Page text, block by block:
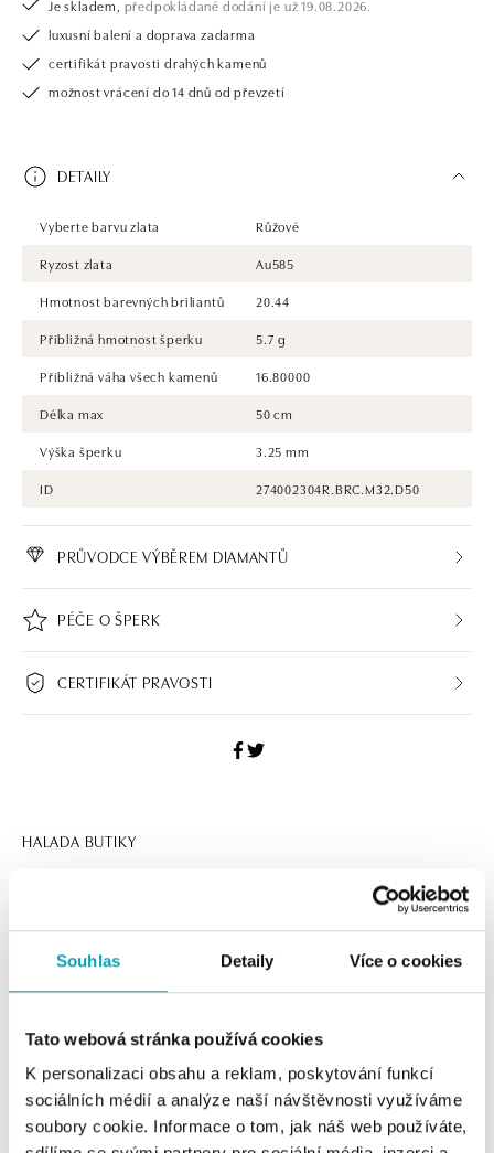
Souhlas Detaily Více o cookies
Tato webová stránka používá cookies
K personalizaci obsahu a reklam, poskytování funkcí
sociálních médií a analýze naší návštěvnosti využíváme
soubory cookie. Informace o tom, jak náš web používáte,
Je skladem, předpokládané dodání je už 19.08.2026.
luxusní balení a doprava zadarma
certifikát pravosti drahých kamenů
možnost vrácení do 14 dnů od převzetí
DETAILY
Vyberte barvu zlata
Růžové
Ryzost zlata
Au585
Hmotnost barevných briliantů
20.44
Přibližná hmotnost šperku
5.7 g
Přibližná váha všech kamenů
16.80000
Délka max
50 cm
Výška šperku
3.25 mm
ID
274002304R.BRC.M32.D50
PRŮVODCE VÝBĚREM DIAMANTŮ
PÉČE O ŠPERK
CERTIFIKÁT PRAVOSTI
HALADA BUTIKY